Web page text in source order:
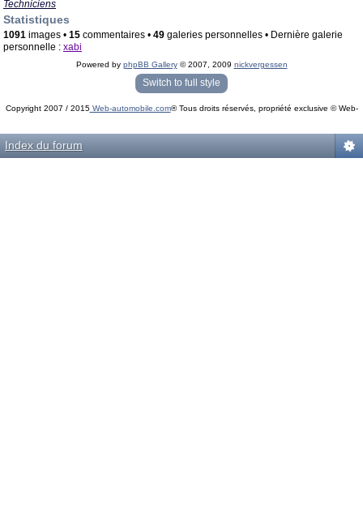
Techniciens
Statistiques
1091 images • 15 commentaires • 49 galeries personnelles • Dernière galerie
personnelle : xabi
Powered by phpBB Gallery© 2007, 2009 nickvergessen
« phpBB Gallery » - Traduction française par
darky
Switch to full style
Copyright 2007 / 2015Web-automobile.com® Tous droits réservés, propriété exclusive © Web-
Index du forum